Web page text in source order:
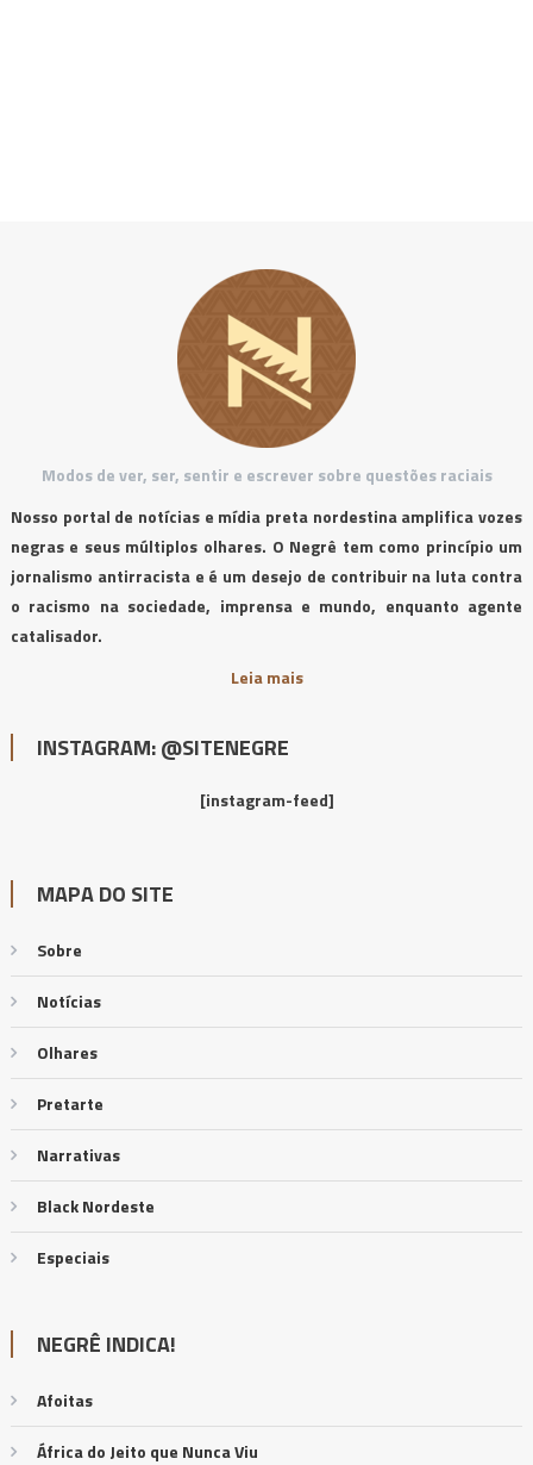
Modos de ver, ser, sentir e escrever sobre questões raciais
Nosso portal de notícias e mídia preta nordestina amplifica vozes
negras e seus múltiplos olhares. O Negrê tem como princípio um
jornalismo antirracista e é um desejo de contribuir na luta contra
o racismo na sociedade, imprensa e mundo, enquanto agente
catalisador.
Leia mais
INSTAGRAM: @SITENEGRE
[instagram-feed]
MAPA DO SITE
Sobre
Notícias
Olhares
Pretarte
Narrativas
Black Nordeste
Especiais
NEGRÊ INDICA!
Afoitas
África do Jeito que Nunca Viu